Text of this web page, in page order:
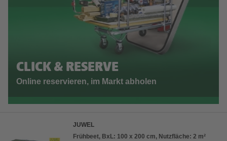
CLICK & RESERVE
Online reservieren, im Markt abholen
JUWEL
Frühbeet, BxL: 100 x 200 cm, Nutzfläche: 2 m²